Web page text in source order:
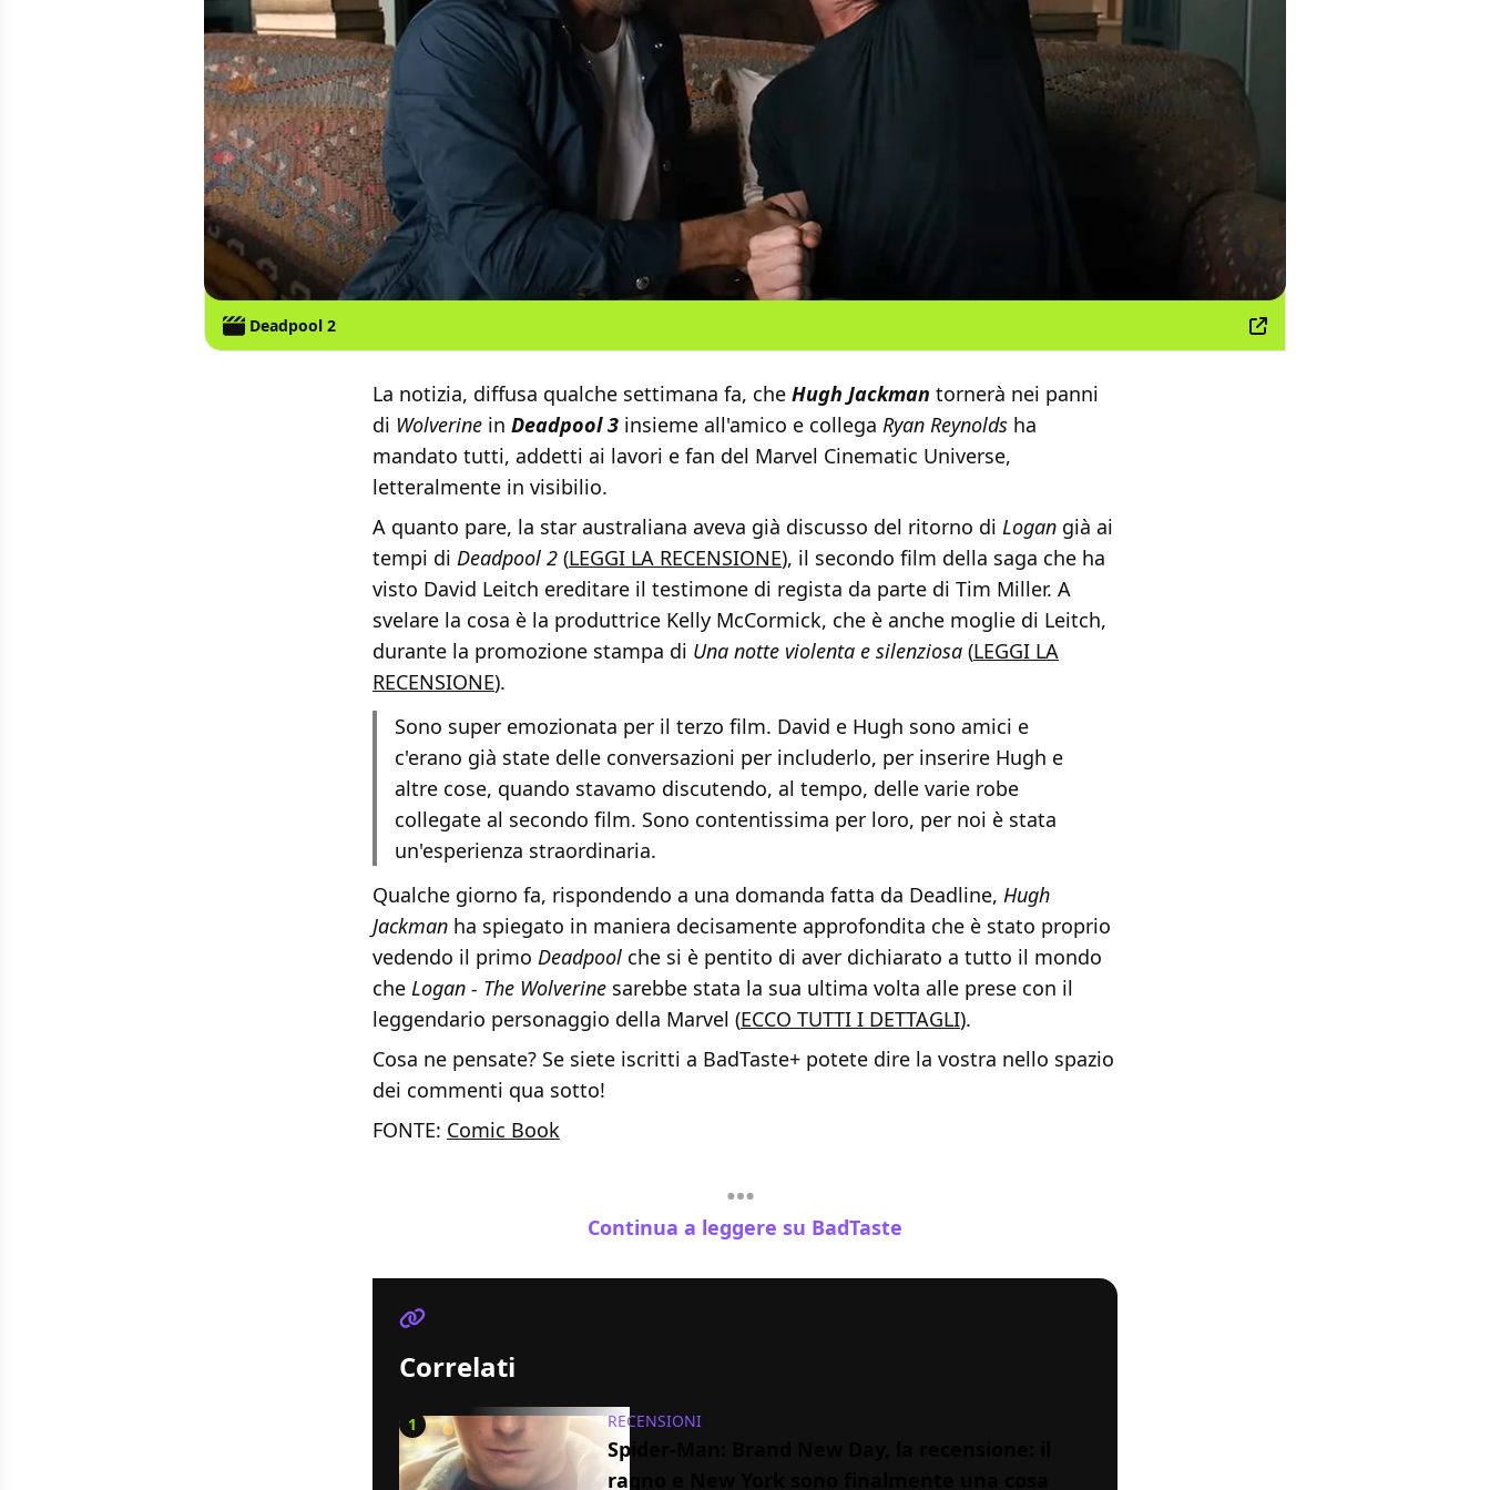
Deadpool 2
La notizia, diffusa qualche settimana fa, che Hugh Jackman tornerà nei panni
di Wolverine in Deadpool 3 insieme all'amico e collega Ryan Reynolds ha
mandato tutti, addetti ai lavori e fan del Marvel Cinematic Universe,
letteralmente in visibilio.
A quanto pare, la star australiana aveva già discusso del ritorno di Logan già ai
tempi di Deadpool 2 (LEGGI LA RECENSIONE), il secondo film della saga che ha
visto David Leitch ereditare il testimone di regista da parte di Tim Miller. A
svelare la cosa è la produttrice Kelly McCormick, che è anche moglie di Leitch,
durante la promozione stampa di Una notte violenta e silenziosa (LEGGI LA
RECENSIONE).
Sono super emozionata per il terzo film. David e Hugh sono amici e
c'erano già state delle conversazioni per includerlo, per inserire Hugh e
altre cose, quando stavamo discutendo, al tempo, delle varie robe
collegate al secondo film. Sono contentissima per loro, per noi è stata
un'esperienza straordinaria.
Qualche giorno fa, rispondendo a una domanda fatta da Deadline, Hugh
Jackman ha spiegato in maniera decisamente approfondita che è stato proprio
vedendo il primo Deadpool che si è pentito di aver dichiarato a tutto il mondo
che Logan - The Wolverine sarebbe stata la sua ultima volta alle prese con il
leggendario personaggio della Marvel (ECCO TUTTI I DETTAGLI).
Cosa ne pensate? Se siete iscritti a BadTaste+ potete dire la vostra nello spazio
dei commenti qua sotto!
FONTE: Comic Book
Continua a leggere su BadTaste
Correlati
1 RECENSIONI
Spider-Man: Brand New Day, la recensione: il
ragno e New York sono finalmente una cosa